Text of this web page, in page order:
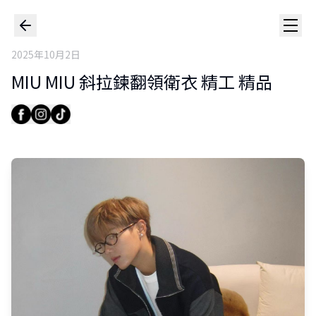
2025年10月2日
MIU MIU 斜拉鍊翻領衛衣 精工 精品